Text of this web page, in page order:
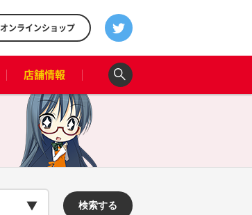
オンラインショップ
店舗情報
検索する